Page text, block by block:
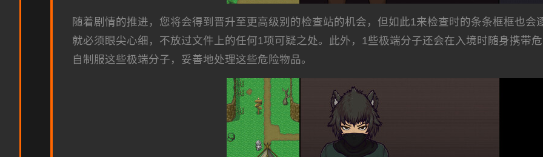
随着剧情的推进，您将会得到晋升至更高级别的检查站的机会，但如此1来检查时的条条框框也
就必须眼尖心细，不放过文件上的任何1项可疑之处。此外，1些极端分子还会在入境时随身携带
自制服这些极端分子，妥善地处理这些危险物品。